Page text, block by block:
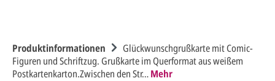
Produktinformationen
Glückwunschgrußkarte mit Comic-
Figuren und Schriftzug. Grußkarte im Querformat aus weißem
Postkartenkarton.Zwischen den Str…Mehr